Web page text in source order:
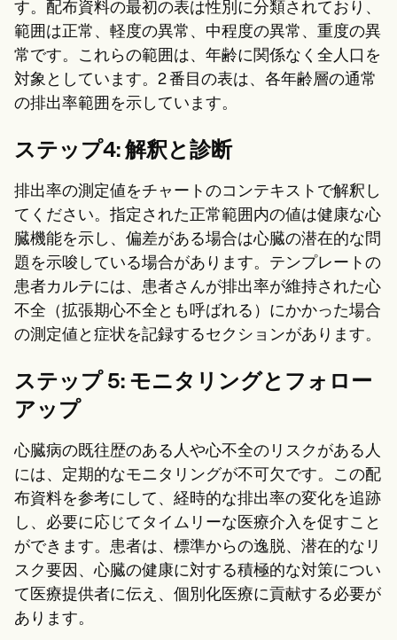
す。配布資料の最初の表は性別に分類されており、
範囲は正常、軽度の異常、中程度の異常、重度の異
常です。これらの範囲は、年齢に関係なく全人口を
対象としています。2 番目の表は、各年齢層の通常
の排出率範囲を示しています。
ステップ4: 解釈と診断
排出率の測定値をチャートのコンテキストで解釈し
てください。指定された正常範囲内の値は健康な心
臓機能を示し、偏差がある場合は心臓の潜在的な問
題を示唆している場合があります。テンプレートの
患者カルテには、患者さんが排出率が維持された心
不全（拡張期心不全とも呼ばれる）にかかった場合
の測定値と症状を記録するセクションがあります。
ステップ 5: モニタリングとフォロー
アップ
心臓病の既往歴のある人や心不全のリスクがある人
には、定期的なモニタリングが不可欠です。この配
布資料を参考にして、経時的な排出率の変化を追跡
し、必要に応じてタイムリーな医療介入を促すこと
ができます。患者は、標準からの逸脱、潜在的なリ
スク要因、心臓の健康に対する積極的な対策につい
て医療提供者に伝え、個別化医療に貢献する必要が
あります。